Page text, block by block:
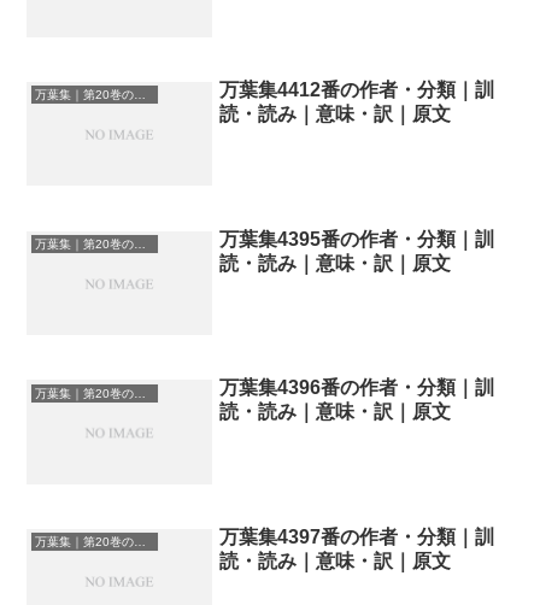
万葉集｜第20巻の和歌一覧
万葉集4412番の作者・分類｜訓
読・読み｜意味・訳｜原文
万葉集｜第20巻の和歌一覧
万葉集4395番の作者・分類｜訓
読・読み｜意味・訳｜原文
万葉集｜第20巻の和歌一覧
万葉集4396番の作者・分類｜訓
読・読み｜意味・訳｜原文
万葉集｜第20巻の和歌一覧
万葉集4397番の作者・分類｜訓
読・読み｜意味・訳｜原文